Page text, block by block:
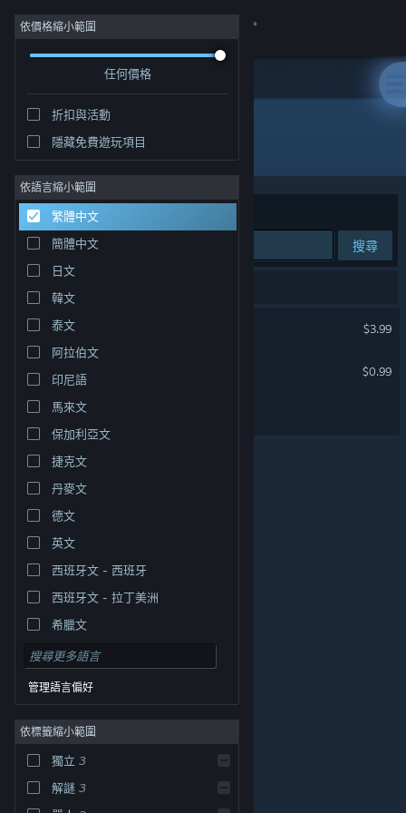
登入
社群
關於
客服
變更語言
取得 Steam 行動應用程式
檢視電腦版網頁
權人在美國與其它國家（地區）之財產。
Cookie
依價格縮小範圍
任何價格
折扣與活動
隱藏免費遊玩項目
依語言縮小範圍
繁體中文
簡體中文
日文
韓文
泰文
阿拉伯文
印尼語
馬來文
保加利亞文
捷克文
丹麥文
德文
英文
西班牙文 - 西班牙
西班牙文 - 拉丁美洲
希臘文
管理語言偏好
依標籤縮小範圍
獨立 3
解謎 3
開發人員: Sea of Ghosts
排序依據 相關性
搜尋
3 項相符的搜尋結果。
$3.99
$0.99